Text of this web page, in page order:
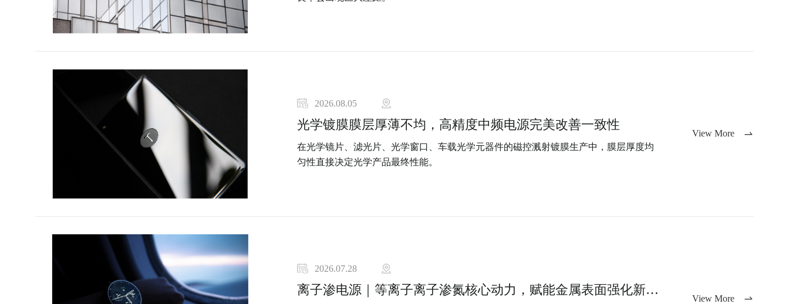
2026.08.05
光学镀膜膜层厚薄不均，高精度中频电源完美改善一致性
在光学镜片、滤光片、光学窗口、车载光学元器件的磁控溅射镀膜生产中，膜层厚度均
匀性直接决定光学产品最终性能。
View More
2026.07.28
离子渗电源｜等离子离子渗氮核心动力，赋能金属表面强化新工艺
View More